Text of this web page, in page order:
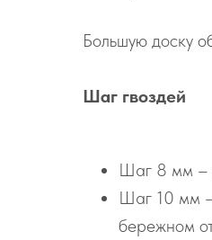
Большую доску
Шаг гвоздей
Шаг 8 мм –
Шаг 10 мм –
бережном